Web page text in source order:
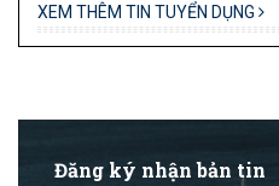
XEM THÊM TIN TUYỂN DỤNG
Đăng ký nhận bản tin